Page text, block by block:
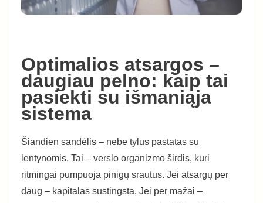
Optimalios atsargos –
daugiau pelno: kaip tai
pasiekti su išmaniąja
sistema
Šiandien sandėlis – nebe tylus pastatas su
lentynomis. Tai – verslo organizmo širdis, kuri
ritmingai pumpuoja pinigų srautus. Jei atsargų per
daug – kapitalas sustingsta. Jei per mažai –